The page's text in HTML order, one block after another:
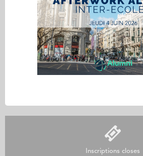
Inscriptions closes